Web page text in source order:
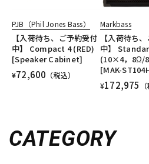
PJB（Phil Jones Bass）
【入荷待ち、ご予約受付
中】 Compact 4 (RED)
[Speaker Cabinet]
¥72,600 （税込）
Markbass
【入荷待ち
中】
(10×4，8Ω/
[MAK-
¥172,975
CATEGORY